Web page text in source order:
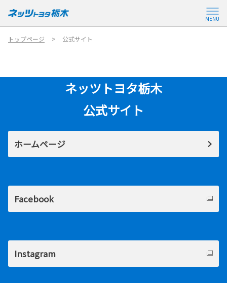
MENU
トップページ 公式サイト
ネッツトヨタ栃木
公式サイト
ホームページ
Facebook
Instagram